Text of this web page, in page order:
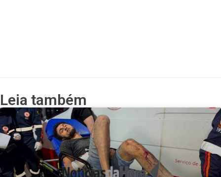
Leia também